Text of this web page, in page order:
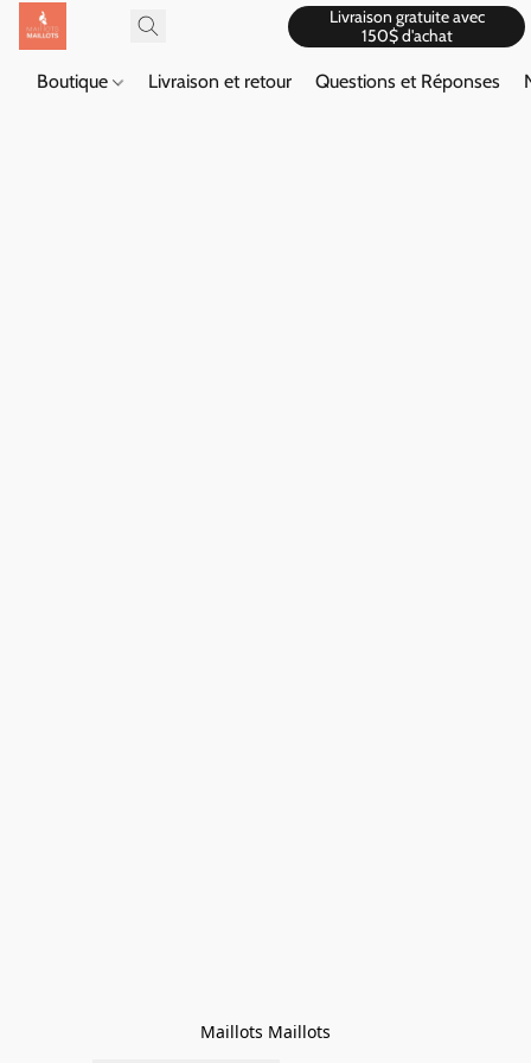
Livraison gratuite avec
150$ d'achat
Boutique Livraison et retour Questions et Réponses
Maillots Maillots